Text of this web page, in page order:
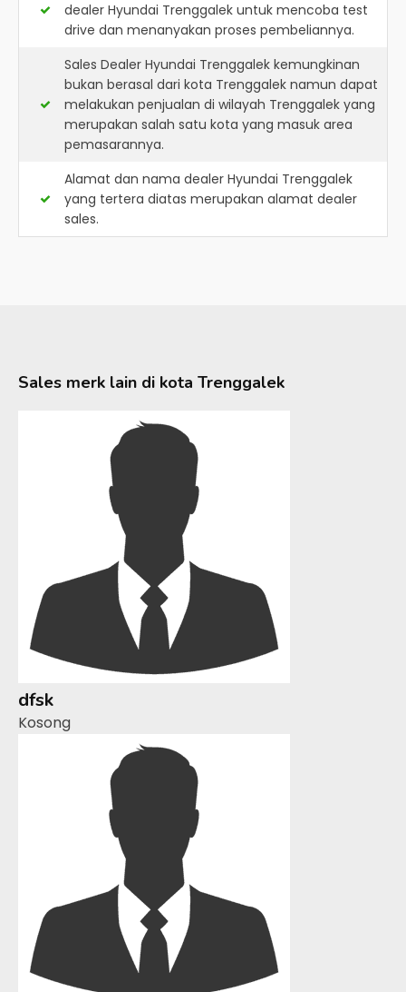
dealer Hyundai Trenggalek untuk mencoba test
drive dan menanyakan proses pembeliannya.
Sales Dealer Hyundai Trenggalek kemungkinan
bukan berasal dari kota Trenggalek namun dapat
melakukan penjualan di wilayah Trenggalek yang
merupakan salah satu kota yang masuk area
pemasarannya.
Alamat dan nama dealer Hyundai Trenggalek
yang tertera diatas merupakan alamat dealer
sales.
Sales merk lain di kota Trenggalek
dfsk
Kosong